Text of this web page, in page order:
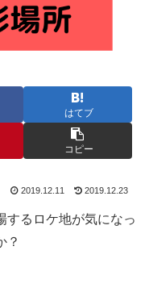
はてブ
コピー
2019.12.11 2019.12.23
するロケ地が気になっ
？